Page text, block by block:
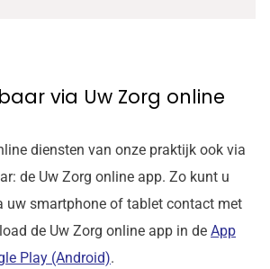
via Uw Zorg online
diensten van onze praktijk ook via
de Uw Zorg online app. Zo kunt u
uw smartphone of tablet contact met
de Uw Zorg online app in de App
Play (Android).